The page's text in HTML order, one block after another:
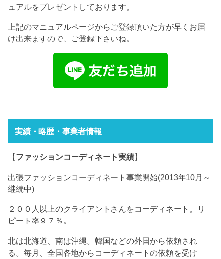
ュアルをプレゼントしております。
上記のマニュアルページからご登録頂いた方が早くお届
け出来ますので、ご登録下さいね。
実績・略歴・事業者情報
【 ファッションコーディネート実績】
出張ファッションコーディネート事業開始(2013年10月～
継続中)
２００人以上のクライアントさんをコーディネート。リ
ピート率９７％。
北は北海道、南は沖縄。韓国などの外国から依頼され
る。毎月、全国各地からコーディネートの依頼を受け